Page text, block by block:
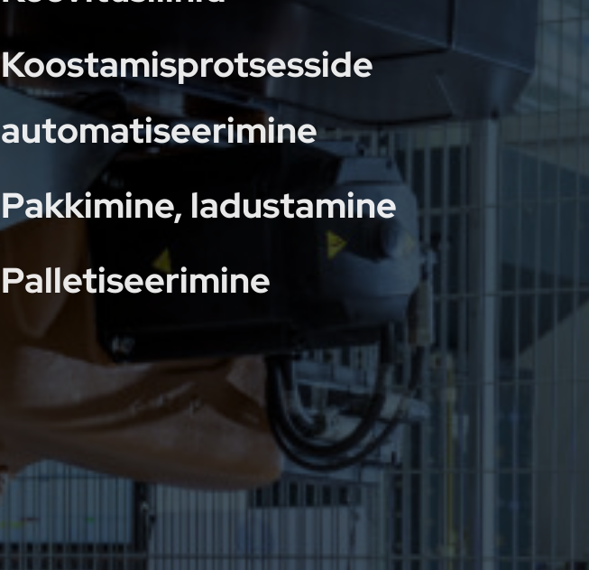
Koostamisprotsesside
automatiseerimine
Pakkimine, ladustamine
Palletiseerimine